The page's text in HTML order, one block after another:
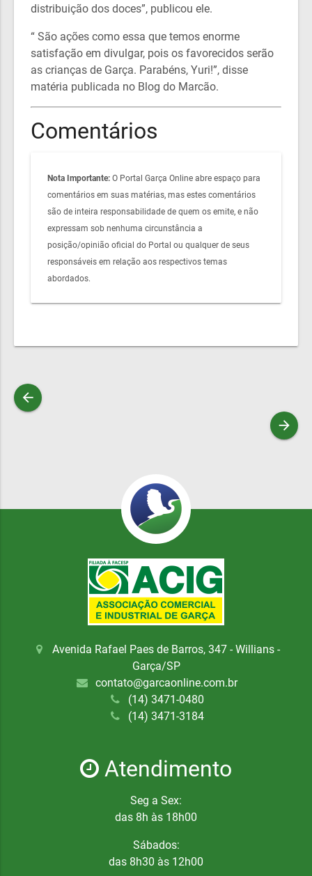
distribuição dos doces”, publicou ele.
“ São ações como essa que temos enorme
satisfação em divulgar, pois os favorecidos serão
as crianças de Garça. Parabéns, Yuri!”, disse
matéria publicada no Blog do Marcão.
Comentários
Nota Importante: O Portal Garça Online abre espaço para
comentários em suas matérias, mas estes comentários
são de inteira responsabilidade de quem os emite, e não
expressam sob nenhuma circunstância a
posição/opinião oficial do Portal ou qualquer de seus
responsáveis em relação aos respectivos temas
abordados.
arrow_back
arrow_forward
Avenida Rafael Paes de Barros, 347 - Willians -
Garça/SP
contato@garcaonline.com.br
(14) 3471-0480
(14) 3471-3184
Atendimento
Seg a Sex:
das 8h às 18h00
Sábados:
das 8h30 às 12h00